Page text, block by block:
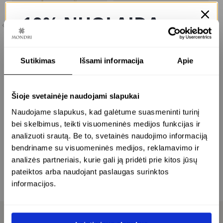
Sutikimas Išsami informacija Apie
Šioje svetainėje naudojami slapukai
Naudojame slapukus, kad galėtume suasmeninti turinį
bei skelbimus, teikti visuomeninės medijos funkcijas ir
analizuoti srautą. Be to, svetainės naudojimo informaciją
bendriname su visuomeninės medijos, reklamavimo ir
analizės partneriais, kurie gali ją pridėti prie kitos jūsų
pateiktos arba naudojant paslaugas surinktos
informacijos.
paauksuotas
reguliuojamo ilgio
kaklo papuošalas su 12
mm facetuotu gintaru
– bliss
24K paauksuotas sidabras
€ 306.00
paauksuota apyrankė
su 10 mm facetuotu
gintaru – bliss
24K paauksuotas sidabras
€ 192.00
10% NUOLAIDA
JŪSŲ PIRMAM
UŽSAKYMUI
GAUKITE 10% NUOLAIDĄ SAVO
PIRMAM APSIPIRKIMUI IR KURKITE
SAVO ĮVAIZDĮ SU MONDRI!
Privatumo politikoje